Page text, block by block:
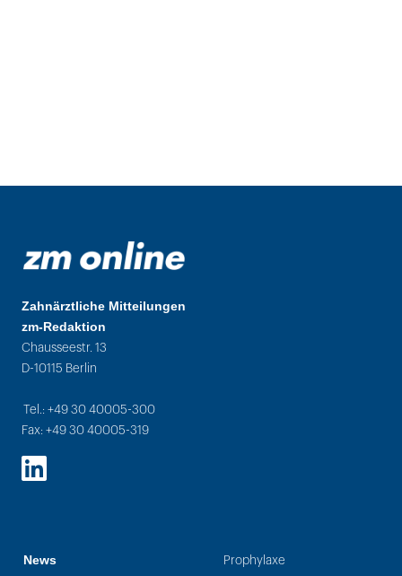
Zahnärztliche Mitteilungen
zm-Redaktion
Chausseestr. 13
D-10115 Berlin
Tel.: +49 30 40005-300
Fax: +49 30 40005-319
LinkedIn
News Prophylaxe